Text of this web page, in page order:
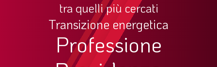
tra quelli più cercati
Transizione energetica
Professione